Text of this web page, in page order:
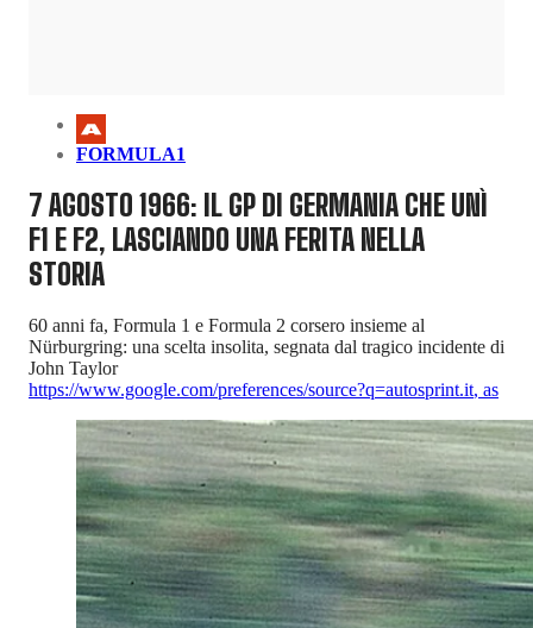
FORMULA1
7 AGOSTO 1966: IL GP DI GERMANIA CHE UNÌ
F1 E F2, LASCIANDO UNA FERITA NELLA
STORIA
60 anni fa, Formula 1 e Formula 2 corsero insieme al
Nürburgring: una scelta insolita, segnata dal tragico incidente di
John Taylor
https://www.google.com/preferences/source?q=autosprint.it, as